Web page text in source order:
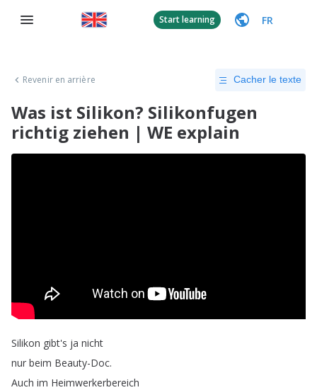
Start learning FR
Revenir en arrière Cacher le texte
Was ist Silikon? Silikonfugen
richtig ziehen | WE explain
Silikon gibt's ja nicht
nur beim Beauty-Doc.
Auch im Heimwerkerbereich